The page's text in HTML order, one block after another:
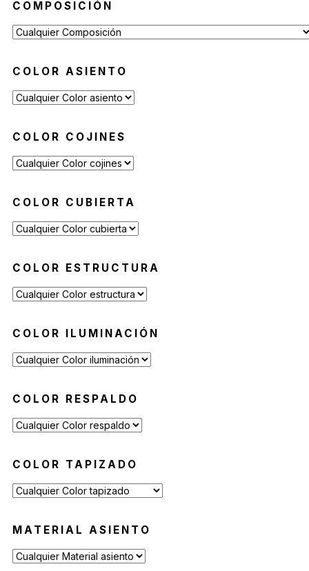
COMPOSICIÓN
COLOR ASIENTO
COLOR COJINES
COLOR CUBIERTA
COLOR ESTRUCTURA
COLOR ILUMINACIÓN
COLOR RESPALDO
COLOR TAPIZADO
MATERIAL ASIENTO